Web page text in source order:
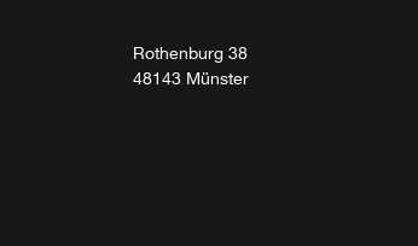
Rothenburg 38
48143 Münster